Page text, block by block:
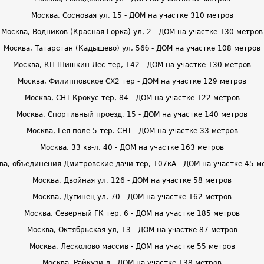
Москва, Сосновая ул, 15 - ДОМ на участке 310 метров
Москва, Водников (Красная Горка) ул, 2 - ДОМ на участке 130 метров
Москва, Татарстан (Кадышево) ул, 56б - ДОМ на участке 108 метров
Москва, КП Шишкин Лес тер, 142 - ДОМ на участке 130 метров
Москва, Филипповское СХ2 тер - ДОМ на участке 129 метров
Москва, СНТ Крокус тер, 84 - ДОМ на участке 122 метров
Москва, Спортивный проезд, 15 - ДОМ на участке 140 метров
Москва, Гея поле 5 тер. СНТ - ДОМ на участке 33 метров
Москва, 33 кв-л, 40 - ДОМ на участке 163 метров
объединения Дмитровские дачи тер, 107кА - ДОМ на участке 45
Москва, Двойная ул, 126 - ДОМ на участке 58 метров
Москва, Дугинец ул, 70 - ДОМ на участке 162 метров
Москва, Северный ГК тер, 6 - ДОМ на участке 185 метров
Москва, Октябрьская ул, 13 - ДОМ на участке 87 метров
Москва, Лесколово массив - ДОМ на участке 55 метров